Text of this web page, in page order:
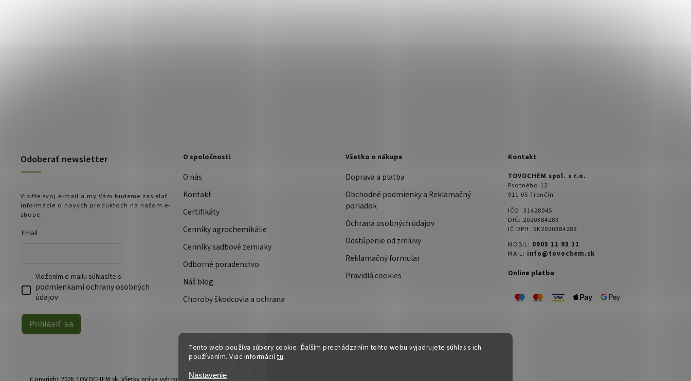
Tento web používa súbory cookie. Ďalším prechádzaním tohto webu vyjadrujete súhlas s ich
používaním. Viac informáciítu.
Nastavenie
Odoberať newsletter
Vložte svoj e-mail a my Vám budeme zasielať
informácie o nových produktoch na našom e-
shope.
Email
Vložením e-mailu súhlasíte s
podmienkami ochrany osobných
údajov
Prihlásiť sa
O spoločnosti
O nás
Kontakt
Certifikáty
Cenníky agrochemikálie
Cenníky sadbové zemiaky
Odborné poradenstvo
Náš blog
Choroby škodcovia a ochrana
Všetko o nákupe
Doprava a platba
Obchodné podmienky a Reklamačný
poriadok
Ochrana osobných údajov
Odstúpenie od zmluvy
Reklamačný formular
Pravidlá cookies
Kontakt
TOVOCHEM spol. s r.o.
Psotného 12
911 05 Trenčín
IČO: 31428045
DIČ: 2020384289
IČ DPH: SK2020384289
MOBIL: 0905 11 93 11
MAIL: info@tovochem.sk
Online platba